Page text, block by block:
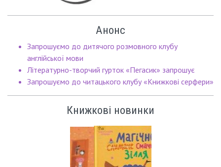
Анонс
Запрошуємо до дитячого розмовного клубу
англійської мови
Літературно-творчий гурток «Пегасик» запрошує
Запрошуємо до читацького клубу «Книжкові серфери»
Книжкові новинки